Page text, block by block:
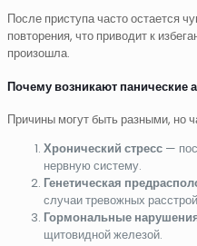
После приступа часто остается
повторения, что приводит к
произошла.
Почему возникают панические
Причины могут быть разными, но
Хронический стресс —
нервную систему.
Генетическая
случаи тревожных
Гормональные
щитовидной железой.